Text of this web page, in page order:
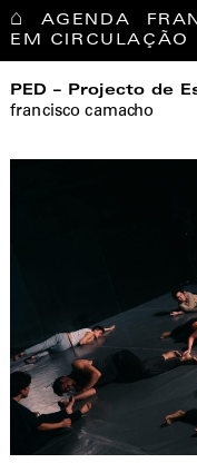
⌂ AGENDA
EM CIRCULAÇÃO
PED – Projecto de
francisco camacho